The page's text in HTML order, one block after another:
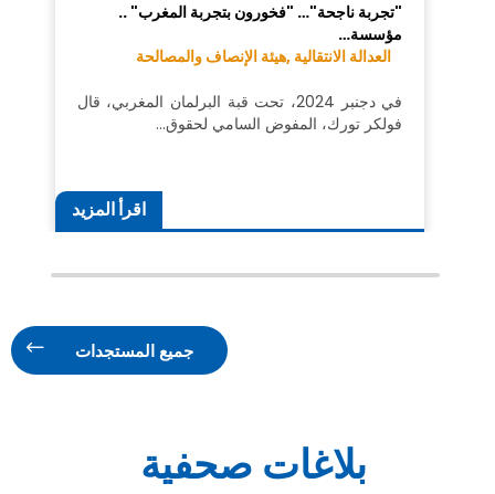
"تجربة ناجحة"… "فخورون بتجربة المغرب" ..
مؤسسة…
العدالة الانتقالية ,هيئة الإنصاف والمصالحة
في دجنبر 2024، تحت قبة البرلمان المغربي، قال
فولكر تورك، المفوض السامي لحقوق…
اقرأ المزيد
جميع المستجدات
بلاغات صحفية